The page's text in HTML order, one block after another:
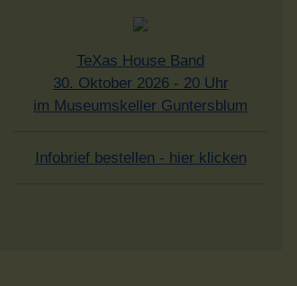
TeXas House Band
30. Oktober 2026 - 20 Uhr
im Museumskeller Guntersblum
Infobrief bestellen - hier klicken